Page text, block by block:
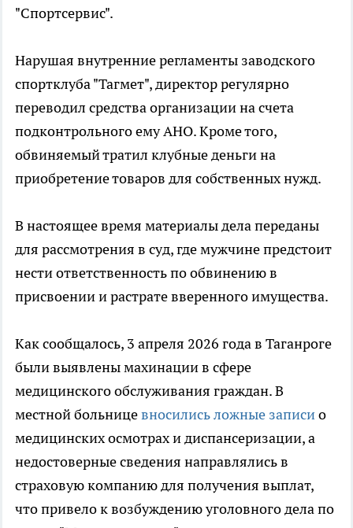
"Спортсервис".
Нарушая внутренние регламенты заводского
спортклуба "Тагмет", директор регулярно
переводил средства организации на счета
подконтрольного ему АНО. Кроме того,
обвиняемый тратил клубные деньги на
приобретение товаров для собственных нужд.
В настоящее время материалы дела переданы
для рассмотрения в суд, где мужчине предстоит
нести ответственность по обвинению в
присвоении и растрате вверенного имущества.
Как сообщалось, 3 апреля 2026 года в Таганроге
были выявлены махинации в сфере
медицинского обслуживания граждан. В
местной больницевносились ложные записио
медицинских осмотрах и диспансеризации, а
недостоверные сведения направлялись в
страховую компанию для получения выплат,
что привело к возбуждению уголовного дела по